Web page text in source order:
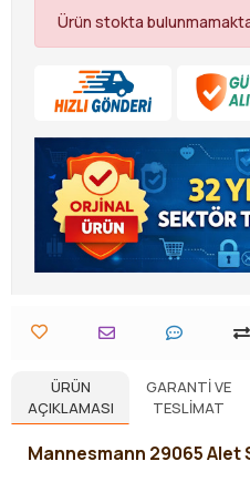
Ürün stokta
ÜRÜN
AÇIKLAMASI
GARANTI VE
TESLIMAT
Mannesmann 29065 Alet